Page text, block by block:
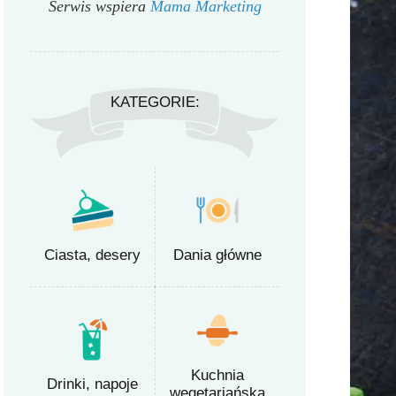
Serwis wspiera Mama Marketing
KATEGORIE:
Ciasta, desery Dania główne
Drinki, napoje
Kuchnia
wegetariańska